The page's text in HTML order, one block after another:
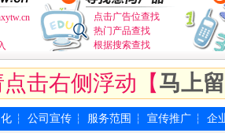
点击广告位查找
热门产品查找
根据搜索查找
击右侧浮动【马上
┆ 公司宣传 ┆ 服务范围 ┆ 宣传推广 ┆ 企